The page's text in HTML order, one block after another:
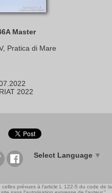
Master
Pratica di Mare
2022
Select Language ▼
prévues à l'article L 122-5 du code de la